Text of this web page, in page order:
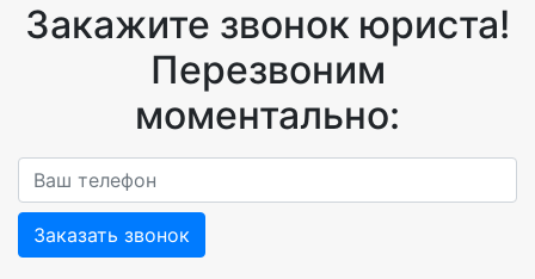
Закажите звонок юриста!
Перезвоним
моментально:
Заказать звонок